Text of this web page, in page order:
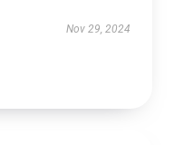
Nov 29, 2024